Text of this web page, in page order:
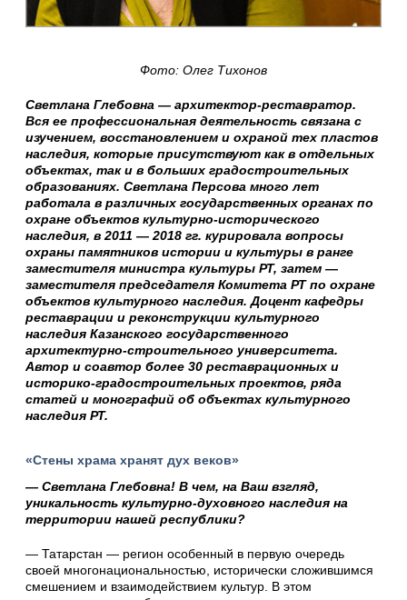
Фото: Олег Тихонов
Светлана Глебовна — архитектор-реставратор.
Вся ее профессиональная деятельность связана с
изучением, восстановлением и охраной тех пластов
наследия, которые присутствуют как в отдельных
объектах, так и в больших градостроительных
образованиях. Светлана Персова много лет
работала в различных государственных органах по
охране объектов культурно-исторического
наследия, в 2011 — 2018 гг. курировала вопросы
охраны памятников истории и культуры в ранге
заместителя министра культуры РТ, затем —
заместителя председателя Комитета РТ по охране
объектов культурного наследия. Доцент кафедры
реставрации и реконструкции культурного
наследия Казанского государственного
архитектурно-строительного университета.
Автор и соавтор более 30 реставрационных и
историко-градостроительных проектов, ряда
статей и монографий об объектах культурного
наследия РТ.
«Стены храма хранят дух веков»
— Светлана Глебовна! В чем, на Ваш взгляд,
уникальность культурно-духовного наследия на
территории нашей республики?
— Татарстан — регион особенный в первую очередь
своей многонациональностью, исторически сложившимся
смешением и взаимодействием культур. В этом